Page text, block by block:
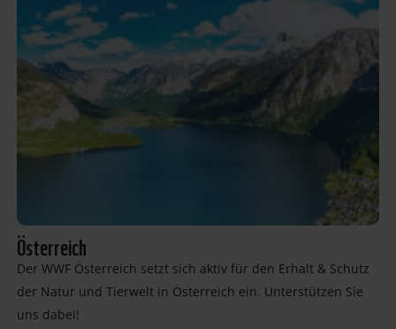
Österreich
Der WWF Österreich setzt sich aktiv für den Erhalt & Schutz
der Natur und Tierwelt in Österreich ein. Unterstützen Sie
uns dabei!